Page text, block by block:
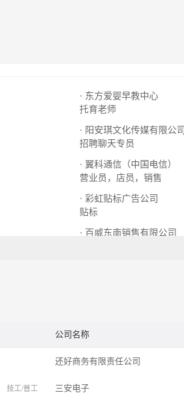
· 东方爱婴早教中心
托育老师
· 阳安琪文化传媒有限公司
招聘聊天专员
· 翼科通信（中国电信）
营业员，店员，销售
· 彩虹贴标广告公司
贴标
· 百威东南销售有限公司
公司名称
还好商务有限责任公司
技工/普工 三安电子